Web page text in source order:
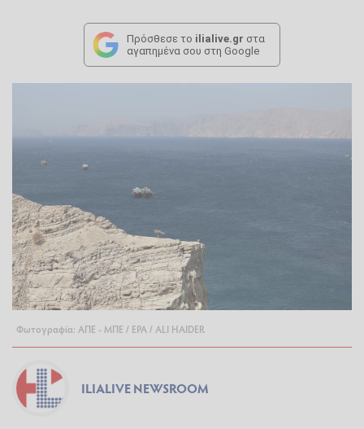
Πρόσθεσε το ilialive.gr στα
αγαπημένα σου στη Google
Φωτογραφία: ΑΠΕ - ΜΠΕ / EPA / ALI HAIDER
ILIALIVE NEWSROOM